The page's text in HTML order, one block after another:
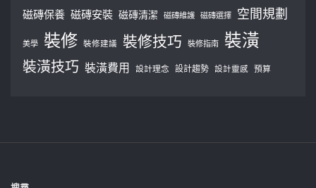
磁磚保養 磁磚安裝 磁磚清潔 磁磚維護 磁磚選擇 空間規劃
美學 裝修 裝修建議 裝修技巧 裝修指南 裝潢
裝潢技巧 裝潢費用 設計理念 設計趨勢 設計靈感 預算